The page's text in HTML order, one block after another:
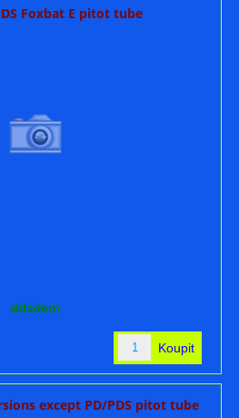
Foxbat E pitot tube
skladem
except PD/PDS pitot tube